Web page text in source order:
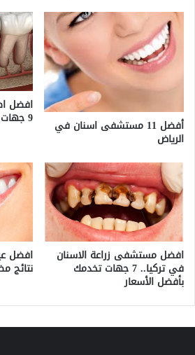
أفضل 11 مستشفى اسنان في
الرياض
افضل
9 جهات تخدمك بأحدث التقنيات
افضل مستشفى زراعة الاسنان
في تركيا.. 7 جهات تخدمك
بأفضل الأسعار
افضل
نتائج